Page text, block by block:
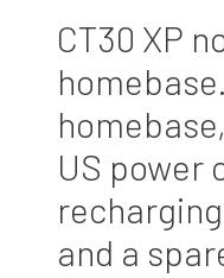
CT30 XP
US power
and a